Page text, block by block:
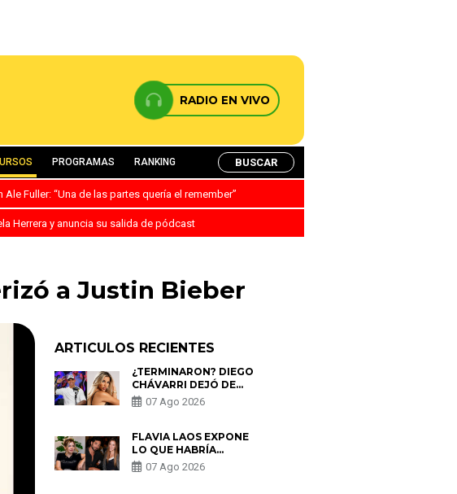
RADIO EN VIVO
PROGRAMAS RANKING BUSCAR
Fuller: “Una de las partes quería el remember”
Herrera y anuncia su salida de pódcast
a Justin Bieber
ARTICULOS RECIENTES
¿TERMINARON? DIEGO
CHÁVARRI DEJÓ DE
SEGUIR A GABRIELA
HERRERA Y ANUNCIA SU
07 Ago 2026
FLAVIA LAOS EXPONE
LO QUE HABRÍA
BUSCADO PABLO
HEREDIA CON ALE
07 Ago 2026